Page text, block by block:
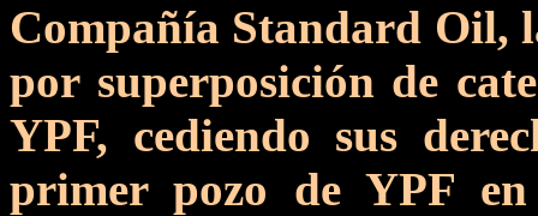
Compañía Standard Oil,
por superposición de
YPF, cediendo sus
primer pozo de YPF